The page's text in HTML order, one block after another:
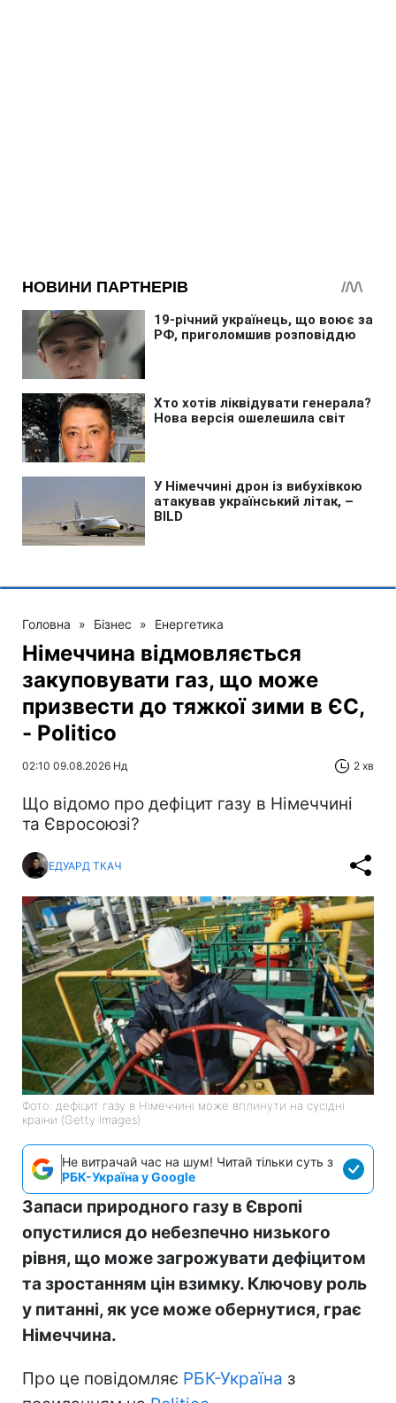
Головна » Бізнес » Енергетика
Німеччина відмовляється
закуповувати газ, що може
призвести до тяжкої зими в ЄС,
- Politico
02:10 09.08.2026 Нд 2 хв
Що відомо про дефіцит газу в Німеччині
та Євросоюзі?
ЕДУАРД ТКАЧ
Фото: дефіцит газу в Німеччині може вплинути на сусідні
країни (Getty Images)
Не витрачай час на шум! Читай тільки суть з
РБК-Україна у Google
Запаси природного газу в Європі
опустилися до небезпечно низького
рівня, що може загрожувати дефіцитом
та зростанням цін взимку. Ключову роль
у питанні, як усе може обернутися, грає
Німеччина.
Про це повідомляє РБК-Україна з